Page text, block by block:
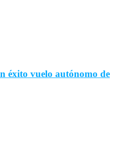
éxito vuelo autónomo de